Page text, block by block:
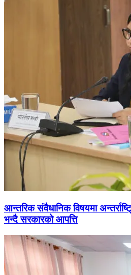
आन्तरिक संवैधानिक विषयमा
भन्दै सरकारको आपत्ति